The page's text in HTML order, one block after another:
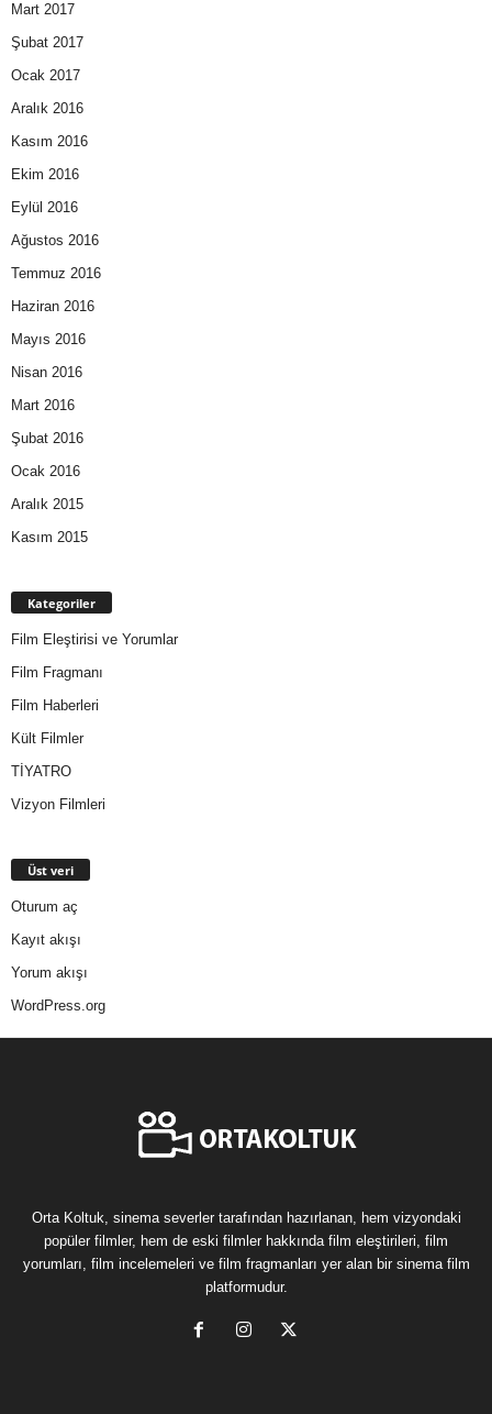
Mart 2017
Şubat 2017
Ocak 2017
Aralık 2016
Kasım 2016
Ekim 2016
Eylül 2016
Ağustos 2016
Temmuz 2016
Haziran 2016
Mayıs 2016
Nisan 2016
Mart 2016
Şubat 2016
Ocak 2016
Aralık 2015
Kasım 2015
Kategoriler
Film Eleştirisi ve Yorumlar
Film Fragmanı
Film Haberleri
Kült Filmler
TİYATRO
Vizyon Filmleri
Üst veri
Oturum aç
Kayıt akışı
Yorum akışı
WordPress.org
Orta Koltuk, sinema severler tarafından hazırlanan, hem vizyondaki
popüler filmler, hem de eski filmler hakkında film eleştirileri, film
yorumları, film incelemeleri ve film fragmanları yer alan bir sinema film
platformudur.